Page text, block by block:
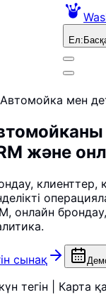
Ел:
Автомойка мен
және
клиенттер,
онлайн
сынақ
тегін | Карта